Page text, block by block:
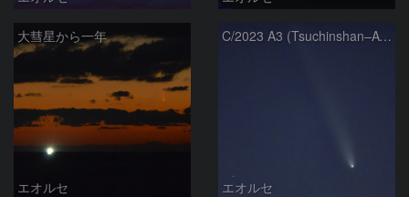
大彗星から一年
エオルセ
C/2023 A3 (Tsuchinshan–ATLAS)
エオルセ